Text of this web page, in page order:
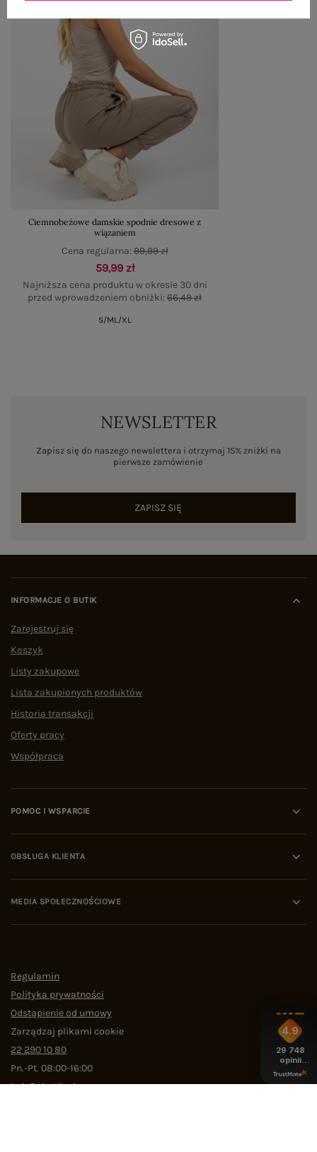
Ciemnobeżowe damskie spodnie dresowe z
wiązaniem
59,99 zł
Najniższa cena produktu w okresie 30 dni
przed wprowadzeniem obniżki:66,49 zł
Cena regularna:99,99 zł
S/ML/XL
NEWSLETTER
Zapisz się do naszego newslettera i otrzymaj 15% zniżki na
pierwsze zamówienie
ZAPISZ SIĘ
INFORMACJE O BUTIK
Zarejestruj się
Koszyk
Listy zakupowe
Lista zakupionych produktów
Historia transakcji
Oferty pracy
Współpraca
POMOC I WSPARCIE
OBSŁUGA KLIENTA
MEDIA SPOŁECZNOŚCIOWE
Regulamin
Polityka prywatności
Odstąpienie od umowy
Zarządzaj plikami cookie
22 290 10 80
Pn.-Pt. 08:00-16:00
bok@ebutik.pl
4.9
29 748
opinii
z całego